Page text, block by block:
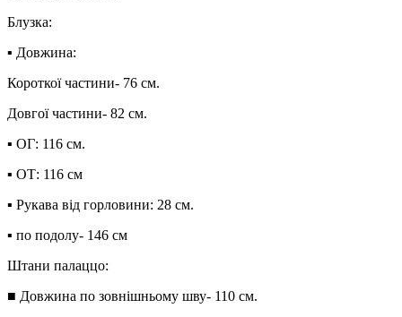
Блузка:
▪︎ Довжина:
Короткої частини- 76 см.
Довгої частини- 82 см.
▪︎ ОГ: 116 см.
▪︎ ОТ: 116 см
▪︎ Рукава від горловини: 28 см.
▪︎ по подолу- 146 см
Штани палаццо:
■ Довжина по зовнішньому шву- 110 см.